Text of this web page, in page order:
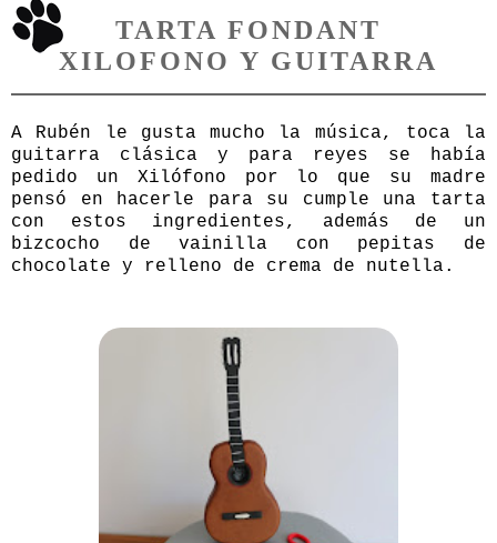
TARTA FONDANT
XILOFONO Y GUITARRA
A Rubén le gusta mucho la música, toca la
guitarra clásica y para reyes se había
pedido un Xilófono por lo que su madre
pensó en hacerle para su cumple una tarta
con estos ingredientes, además de un
bizcocho de vainilla con pepitas de
chocolate y relleno de crema de nutella.